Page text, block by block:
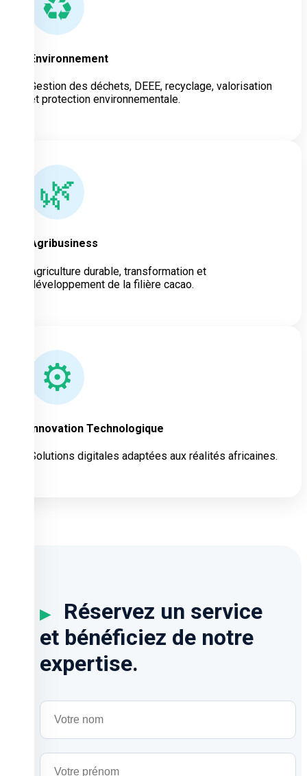
Environnement
Gestion des déchets, DEEE, recyclage, valorisation
et protection environnementale.
🌿
Agribusiness
Agriculture durable, transformation et
développement de la filière cacao.
⚙
Innovation Technologique
Solutions digitales adaptées aux réalités africaines.
Réservez un service
et bénéficiez de notre
expertise.